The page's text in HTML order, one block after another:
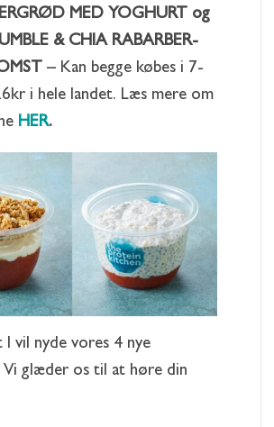
MED YOGHURT og
& CHIA RABARBER-
– Kan begge købes i 7-
i hele landet. Læs mere om
HER.
I vil nyde vores 4 nye
Vi glæder os til at høre din